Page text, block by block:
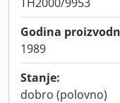
Godina
1989
Stanje:
dobro (polovno)